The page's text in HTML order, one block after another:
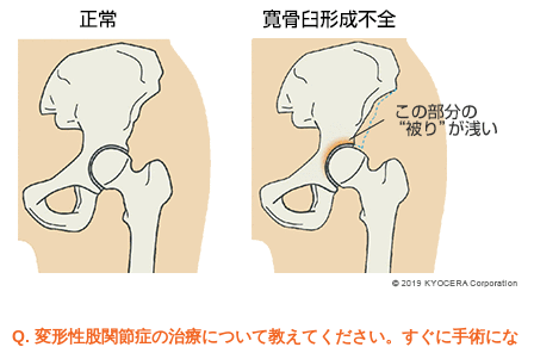
Q. 変形性股関節症の治療について教えてください。すぐに手術にな